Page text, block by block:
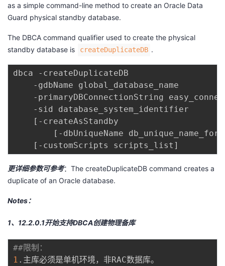
客
论
坛
的
圈
我
的
我
者
我
支
的
我
as a simple command-line method to create an Oracle Data
Guard physical standby database.
The DBCA command qualifier used to create the physical
standby database is
createDuplicateDB .
dbca -createDuplicateDB
    -gdbName global_database_name
-primaryDBConnectionString
    -sid database_system_identifier
[ -createAsStandby
[ -dbUniqueName
[ -customScripts scripts_list ]
更详细参数可参考： The createDuplicateDB command creates a
duplicate of an Oracle database.
Notes：
1、12.2.0.1开始支持DBCA创建物理备库
##限制：
1